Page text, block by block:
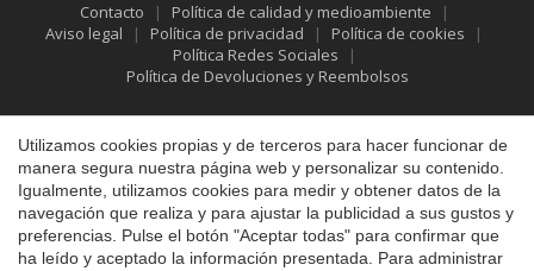
Contacto
Política de calidad y medioambiente
Aviso legal
Política de privacidad
Política de cookies
Política Redes Sociales
Política de Devoluciones y Reembolsos
Utilizamos cookies propias y de terceros para hacer funcionar de
manera segura nuestra página web y personalizar su contenido.
Igualmente, utilizamos cookies para medir y obtener datos de la
navegación que realiza y para ajustar la publicidad a sus gustos y
preferencias. Pulse el botón "Aceptar todas" para confirmar que
ha leído y aceptado la información presentada. Para administrar